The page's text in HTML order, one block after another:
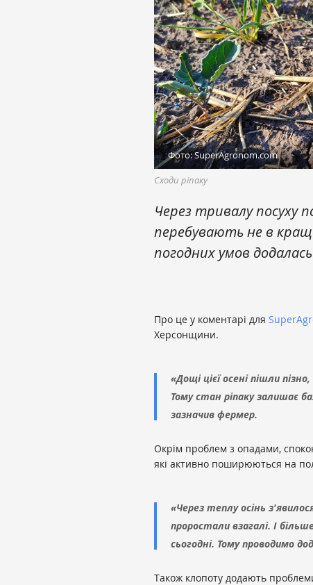
Фото: SuperAgronom.com
Сходи ріпаку
Через тривалу посуху
перебувають не в
погодних умов
Про це у коментарі для
Херсонщини.
«Дощі цієї осені пішли
Тому стан ріпаку залишає
зазначив фермер.
Окрім проблем з опадами,
які активно поширюються на
«Через теплу осінь
проростали взагалі. І
сьогодні. Тому проводимо
Також клопоту додають